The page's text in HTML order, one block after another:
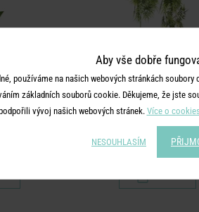
FLORISTA
Girlanda bambus 100
299 Kč
Aby vše dobře
používáme na našich webových stránkách
základních souborů cookie. Děkujeme, že jste
vývoj našich webových stránek. Více o
NESOUHLASÍM